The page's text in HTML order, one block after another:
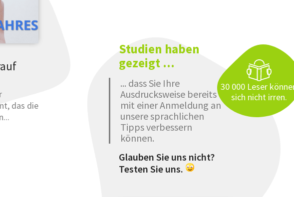
das die
Studien haben
gezeigt ...
... dass Sie Ihre
Ausdrucksweise bereits
mit einer Anmeldung an
unsere sprachlichen
Tipps verbessern
können.
Glauben Sie uns nicht?
Testen Sie uns.
30 000 Leser
sich nicht irren.